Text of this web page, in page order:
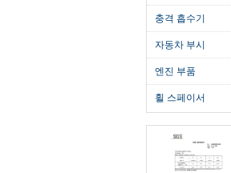
충격 흡수기
자동차 부시
엔진 부품
휠 스페이서